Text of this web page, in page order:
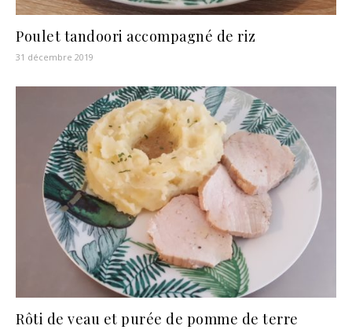
Poulet tandoori accompagné de riz
31 décembre 2019
Rôti de veau et purée de pomme de terre